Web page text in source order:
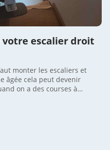
escalier droit
monter les escaliers et
âgée cela peut devenir
on a des courses à
(intérieur et extérieur)
installation à votre domicile